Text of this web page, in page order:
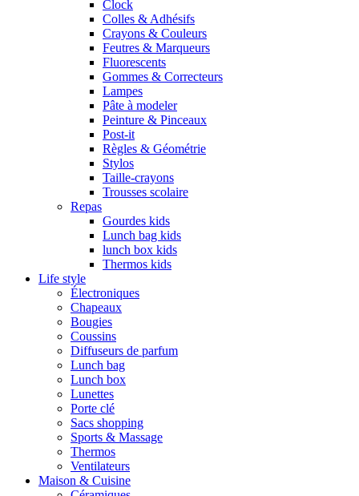
Clock
Colles & Adhésifs
Crayons & Couleurs
Feutres & Marqueurs
Fluorescents
Gommes & Correcteurs
Lampes
Pâte à modeler
Peinture & Pinceaux
Post-it
Règles & Géométrie
Stylos
Taille-crayons
Trousses scolaire
Repas
Gourdes kids
Lunch bag kids
lunch box kids
Thermos kids
Life style
Électroniques
Chapeaux
Bougies
Coussins
Diffuseurs de parfum
Lunch bag
Lunch box
Lunettes
Porte clé
Sacs shopping
Sports & Massage
Thermos
Ventilateurs
Maison & Cuisine